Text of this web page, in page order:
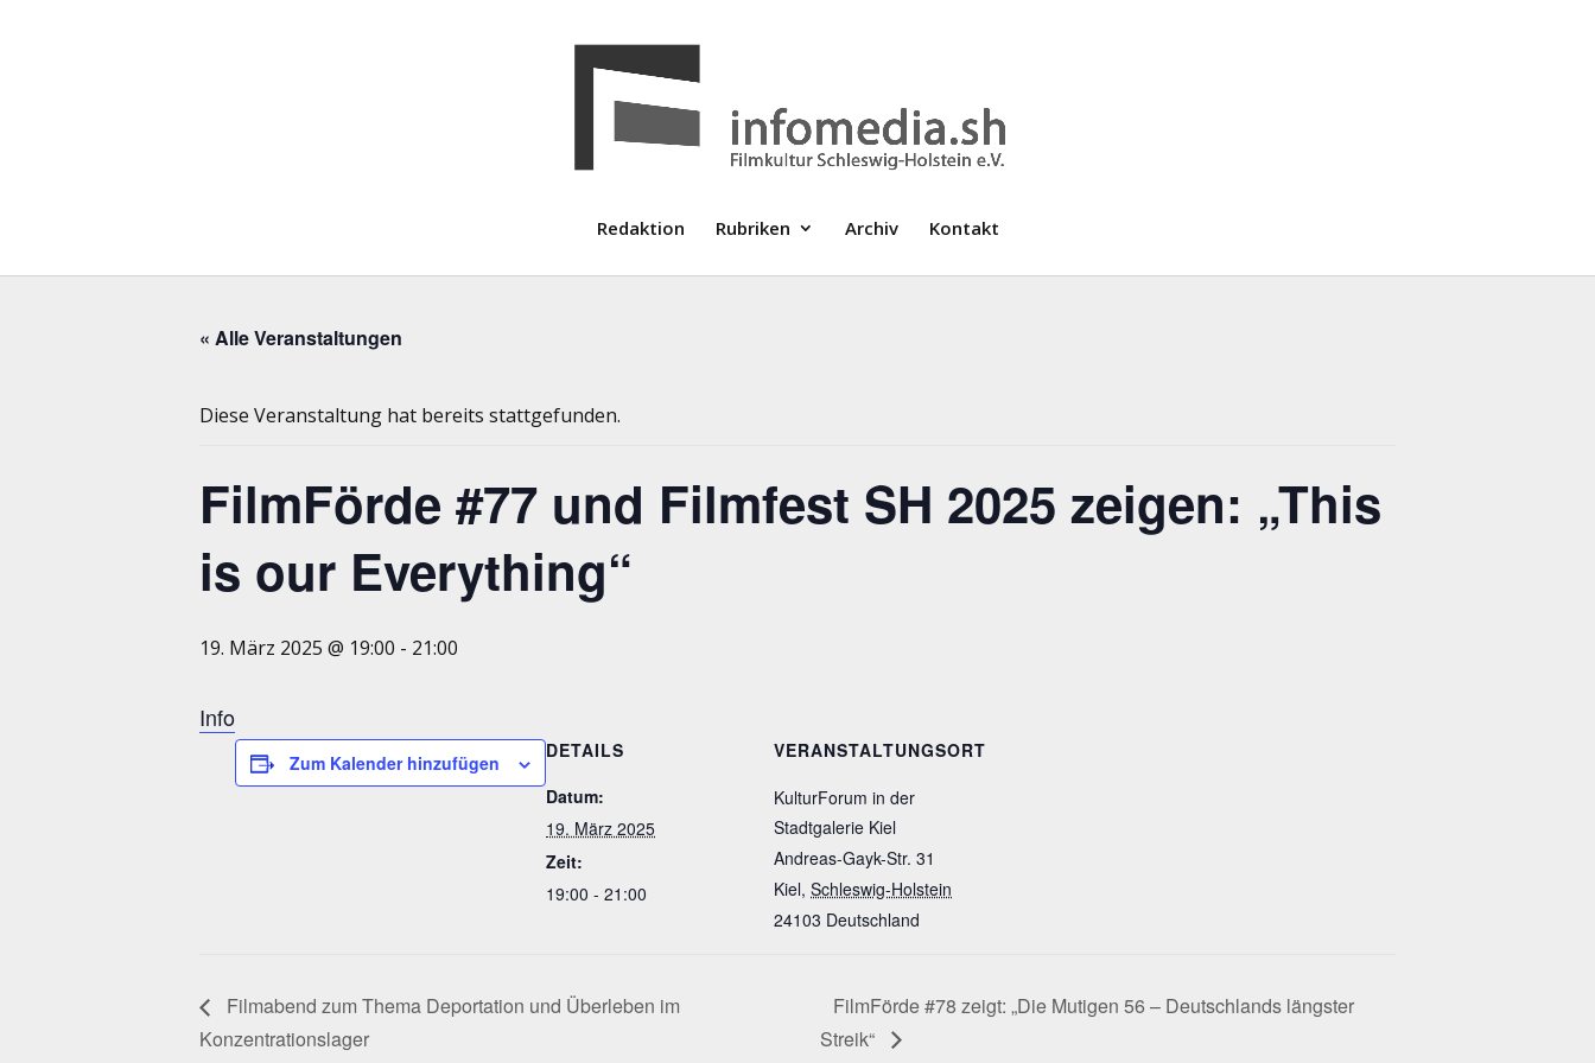
Redaktion Rubriken Archiv Kontakt
« Alle Veranstaltungen
Diese Veranstaltung hat bereits stattgefunden.
FilmFörde #77 und Filmfest SH 2025 zeigen: „This
is our Everything“
19. März 2025 @ 19:00 - 21:00
Info
Zum Kalender hinzufügen
DETAILS
Datum:
19. März 2025
Zeit:
19:00 - 21:00
VERANSTALTUNGSORT
KulturForum in der
Stadtgalerie Kiel
Andreas-Gayk-Str. 31
Kiel, Schleswig-Holstein
24103 Deutschland
Filmabend zum Thema Deportation und Überleben im
Konzentrationslager
FilmFörde #78 zeigt: „Die Mutigen 56 – Deutschlands längster
Streik“